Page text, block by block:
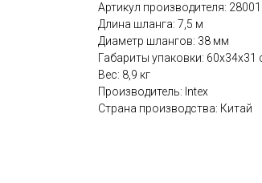
Артикул производителя: 28001
Длина шланга: 7,5 м
Диаметр шлангов: 38 мм
Габариты упаковки: 60х34х31
Вес: 8,9 кг
Производитель: Intex
Страна производства: Китай